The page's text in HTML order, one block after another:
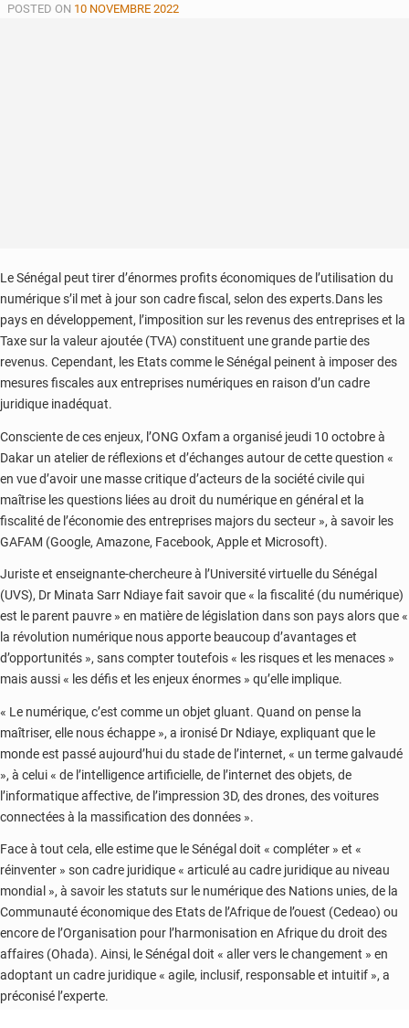
urbains
POSTED ON 10 NOVEMBRE 2022
Le Sénégal peut tirer d’énormes profits économiques de l’utilisation du
numérique s’il met à jour son cadre fiscal, selon des experts.Dans les
pays en développement, l’imposition sur les revenus des entreprises et la
Taxe sur la valeur ajoutée (TVA) constituent une grande partie des
revenus. Cependant, les Etats comme le Sénégal peinent à imposer des
mesures fiscales aux entreprises numériques en raison d’un cadre
juridique inadéquat.
Consciente de ces enjeux, l’ONG Oxfam a organisé jeudi 10 octobre à
Dakar un atelier de réflexions et d’échanges autour de cette question «
en vue d’avoir une masse critique d’acteurs de la société civile qui
maîtrise les questions liées au droit du numérique en général et la
fiscalité de l’économie des entreprises majors du secteur », à savoir les
GAFAM (Google, Amazone, Facebook, Apple et Microsoft).
Juriste et enseignante-chercheure à l’Université virtuelle du Sénégal
(UVS), Dr Minata Sarr Ndiaye fait savoir que « la fiscalité (du numérique)
est le parent pauvre » en matière de législation dans son pays alors que «
la révolution numérique nous apporte beaucoup d’avantages et
d’opportunités », sans compter toutefois « les risques et les menaces »
mais aussi « les défis et les enjeux énormes » qu’elle implique.
« Le numérique, c’est comme un objet gluant. Quand on pense la
maîtriser, elle nous échappe », a ironisé Dr Ndiaye, expliquant que le
monde est passé aujourd’hui du stade de l’internet, « un terme galvaudé
», à celui « de l’intelligence artificielle, de l’internet des objets, de
l’informatique affective, de l’impression 3D, des drones, des voitures
connectées à la massification des données ».
Face à tout cela, elle estime que le Sénégal doit « compléter » et «
réinventer » son cadre juridique « articulé au cadre juridique au niveau
mondial », à savoir les statuts sur le numérique des Nations unies, de la
Communauté économique des Etats de l’Afrique de l’ouest (Cedeao) ou
encore de l’Organisation pour l’harmonisation en Afrique du droit des
affaires (Ohada). Ainsi, le Sénégal doit « aller vers le changement » en
adoptant un cadre juridique « agile, inclusif, responsable et intuitif », a
préconisé l’experte.